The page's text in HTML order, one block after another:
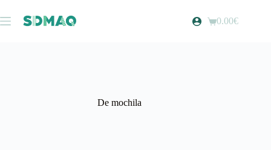
para
o
Carrinho
0.00€
De mochila